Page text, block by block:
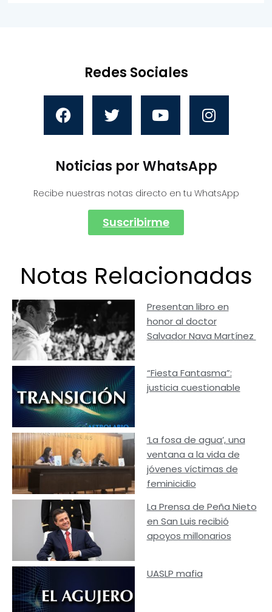
Redes Sociales
Noticias por WhatsApp
Recibe nuestras notas directo en tu WhatsApp
Suscribirme
Notas Relacionadas
Presentan libro en
honor al doctor
Salvador Nava Martínez
“Fiesta Fantasma”:
justicia cuestionable
‘La fosa de agua’, una
ventana a la vida de
jóvenes víctimas de
feminicidio
La Prensa de Peña Nieto
en San Luis recibió
apoyos millonarios
UASLP mafia